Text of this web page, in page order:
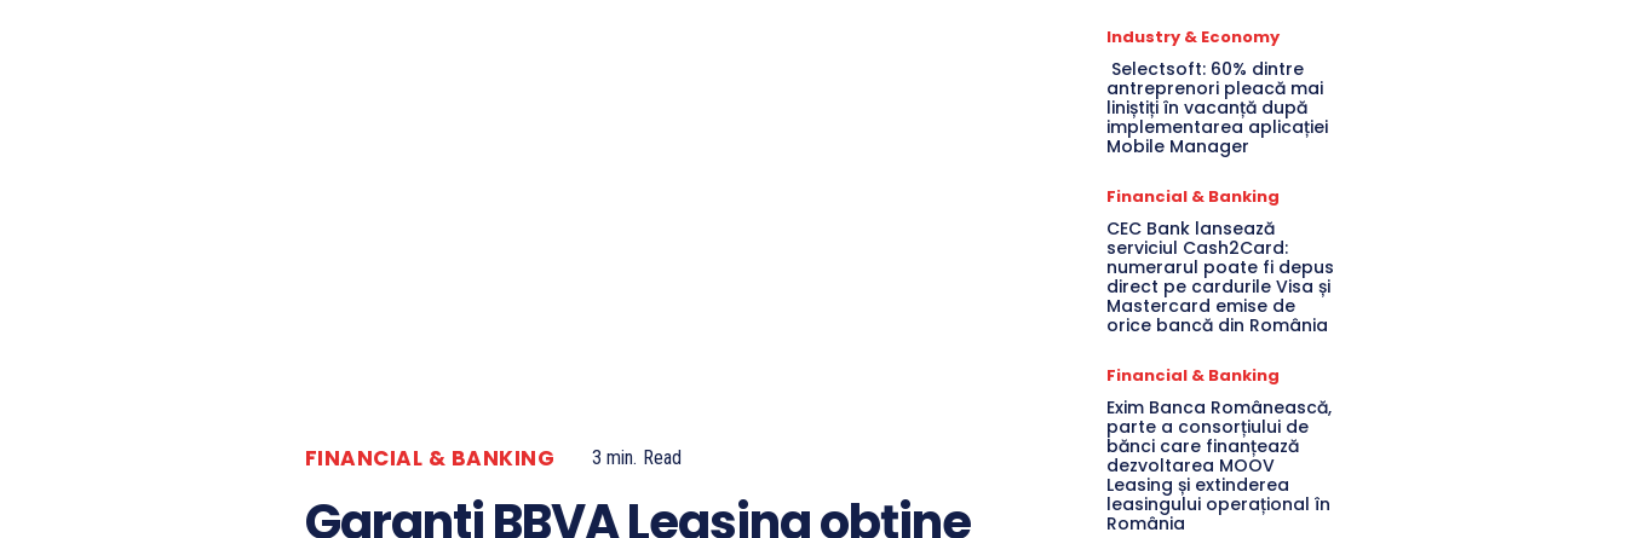
FINANCIAL & BANKING 3 min. Read
Garanti BBVA Leasing obține
Industry & Economy
Selectsoft: 60% dintre
antreprenori pleacă mai
liniștiți în vacanță după
implementarea aplicației
Mobile Manager
Financial & Banking
CEC Bank lansează
serviciul Cash2Card:
numerarul poate fi depus
direct pe cardurile Visa și
Mastercard emise de
orice bancă din România
Financial & Banking
Exim Banca Românească,
parte a consorțiului de
bănci care finanțează
dezvoltarea MOOV
Leasing și extinderea
leasingului operațional în
România